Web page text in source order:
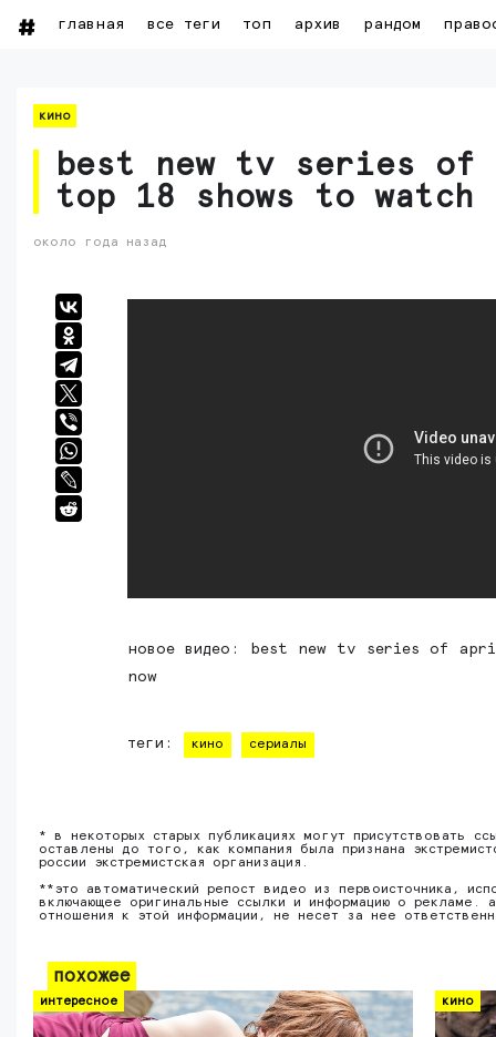
главная все теги топ архив рандом
кино
best new tv series of
top 18 shows to watch
около года назад
новое видео: best new tv series of
now
теги: кино сериалы
* в некоторых старых публикациях могут присутствовать
оставлены до того, как компания была признана
россии экстремистская организация.
**это автоматический репост видео из первоисточника,
включающее оригинальные ссылки и информацию о рекламе.
отношения к этой информации, не несет за нее
похожее
интересное кино